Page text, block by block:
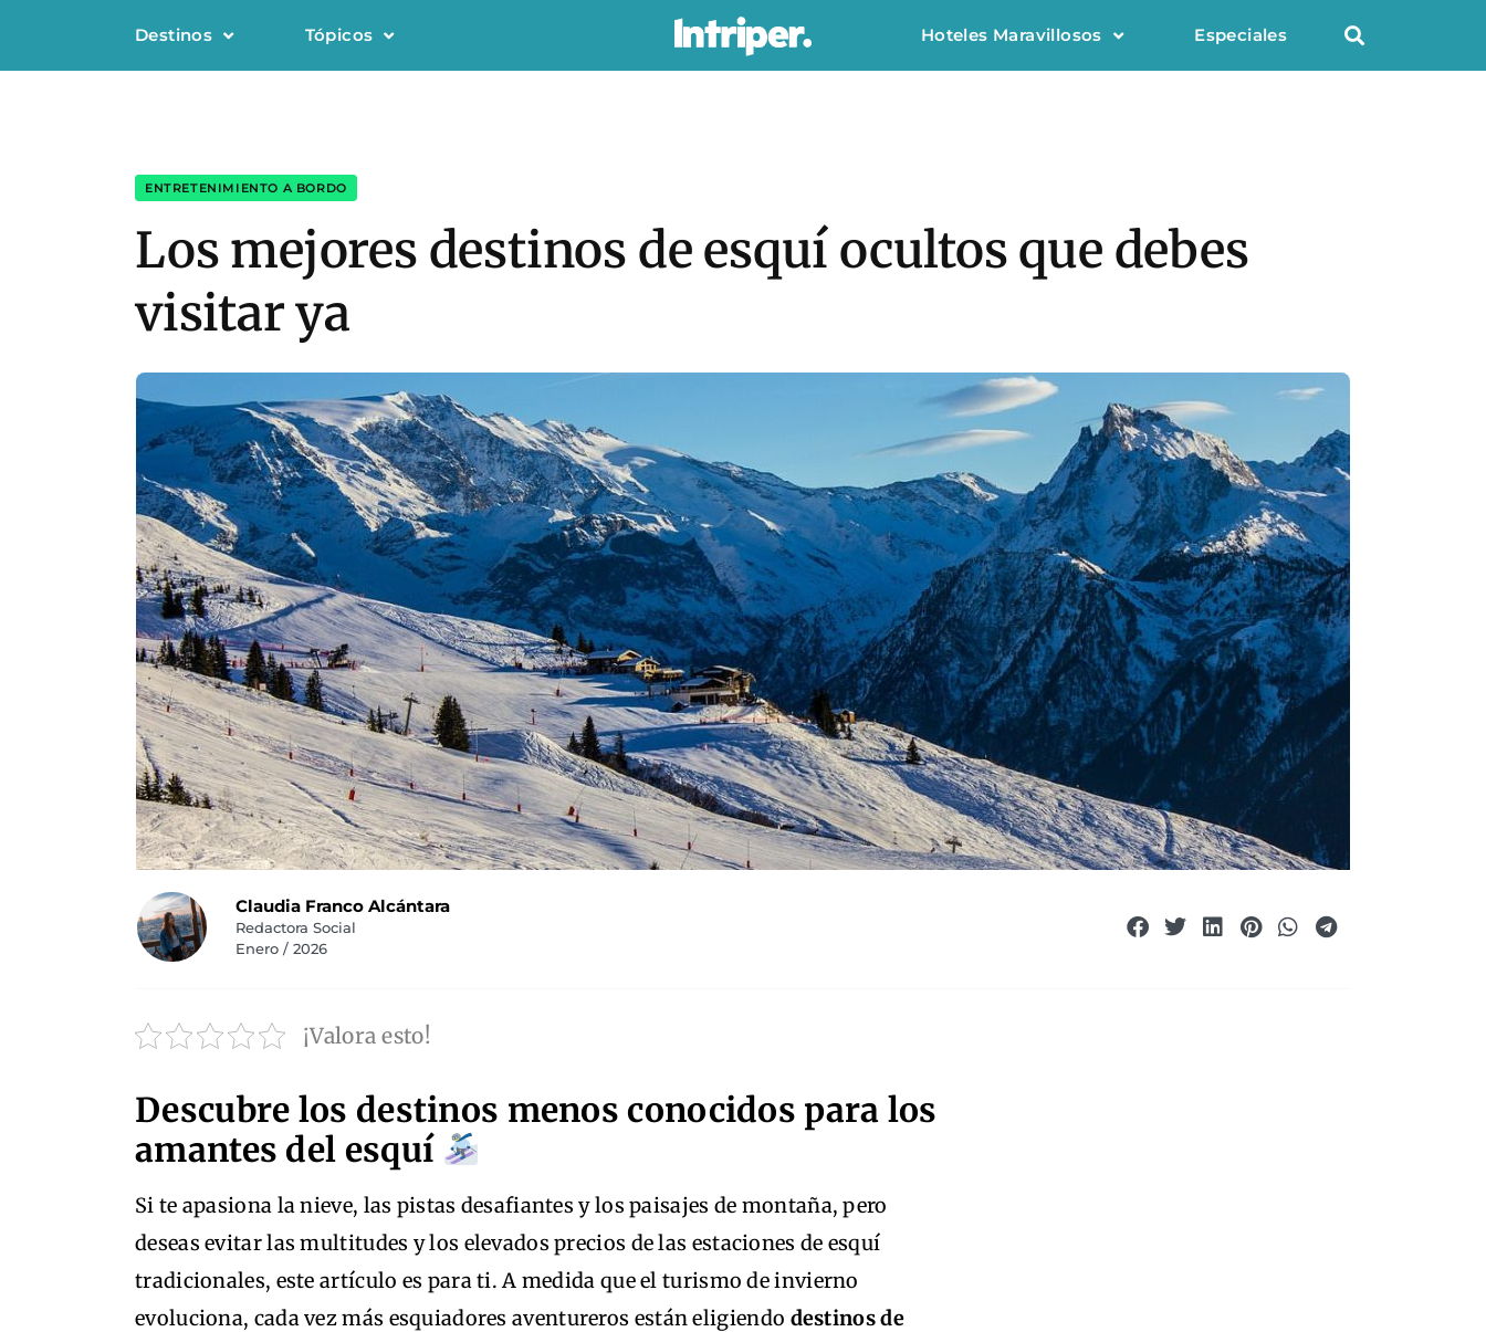
Destinos Tópicos Hoteles Maravillosos Especiales
ENTRETENIMIENTO A BORDO
Los mejores destinos de esquí ocultos que debes
visitar ya
Claudia Franco Alcántara
Redactora Social
Enero / 2026
¡Valora esto!
Descubre los destinos menos conocidos para los
amantes del esquí
Si te apasiona la nieve, las pistas desafiantes y los paisajes de montaña, pero
deseas evitar las multitudes y los elevados precios de las estaciones de esquí
tradicionales, este artículo es para ti. A medida que el turismo de invierno
evoluciona, cada vez más esquiadores aventureros están eligiendo destinos de